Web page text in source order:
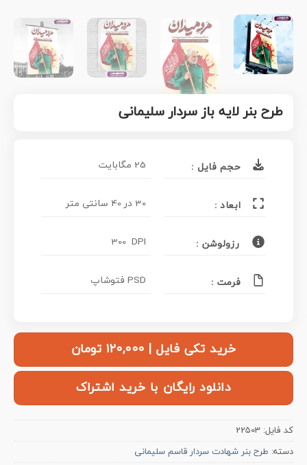
طرح بنر لایه باز سردار سلیمانی
حجم فایل : 25 مگابایت
ابعاد : 30 در 40 سانتی متر
رزولوشن : 300 DPI
فرمت : PSD فتوشاپ
خرید تکی فایل | ۱۲۰,۰۰۰ تومان
دانلود رایگان با خرید اشتراک
کد فایل: 22503
دسته: طرح بنر شهادت سردار قاسم سلیمانی